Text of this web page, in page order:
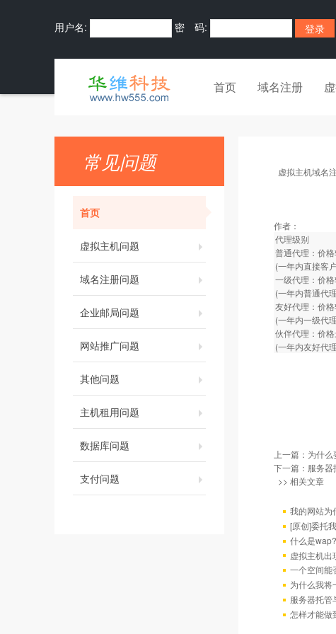
用户名: 密 码:
首页 域名注册
常见问题
首页
虚拟主机问题
域名注册问题
企业邮局问题
网站推广问题
其他问题
主机租用问题
数据库问题
支付问题
虚拟主机域名
作者：
代理级别
普通代理：价
(一年内直接客
一级代理：价
(一年内普通代
友好代理：价
(一年内一级代
伙伴代理：价
(一年内友好代
上一篇： 为什么
下一篇： 服务器
>> 相关文章
我的网站为
[原创]委托
什么是wap?
虚拟主机出
一个空间能
为什么我将
服务器托管
怎样才能做